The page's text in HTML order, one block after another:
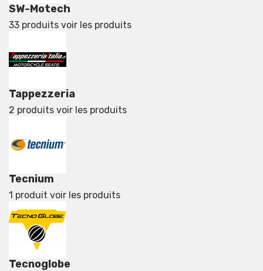
SW-Motech
33 produits voir les produits
Tappezzeria
2 produits voir les produits
Tecnium
1 produit voir les produits
Tecnoglobe